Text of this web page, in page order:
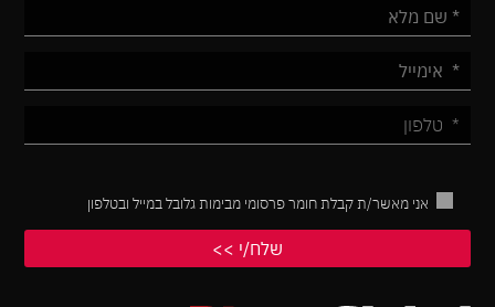
אני מאשר/ת קבלת חומר פרסומי מבימות גלובל במייל ובטלפון